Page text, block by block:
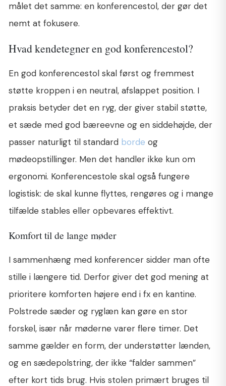
målet det samme: en konferencestol, der gør det
nemt at fokusere.
Hvad kendetegner en god konferencestol?
En god konferencestol skal først og fremmest
støtte kroppen i en neutral, afslappet position. I
praksis betyder det en ryg, der giver stabil støtte,
et sæde med god bæreevne og en siddehøjde, der
passer naturligt til standard borde og
mødeopstillinger. Men det handler ikke kun om
ergonomi. Konferencestole skal også fungere
logistisk: de skal kunne flyttes, rengøres og i mange
tilfælde stables eller opbevares effektivt.
Komfort til de lange møder
I sammenhæng med konferencer sidder man ofte
stille i længere tid. Derfor giver det god mening at
prioritere komforten højere end i fx en kantine.
Polstrede sæder og ryglæn kan gøre en stor
forskel, især når møderne varer flere timer. Det
samme gælder en form, der understøtter lænden,
og en sædepolstring, der ikke “falder sammen”
efter kort tids brug. Hvis stolen primært bruges til